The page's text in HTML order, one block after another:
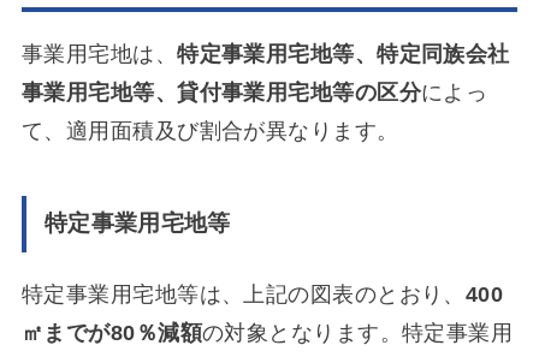
事業用宅地は、特定事業用宅地等、特定同族会社
事業用宅地等、貸付事業用宅地等の区分によっ
て、適用面積及び割合が異なります。
特定事業用宅地等
特定事業用宅地等は、上記の図表のとおり、 400
㎡までが80％減額の対象となります。特定事業用